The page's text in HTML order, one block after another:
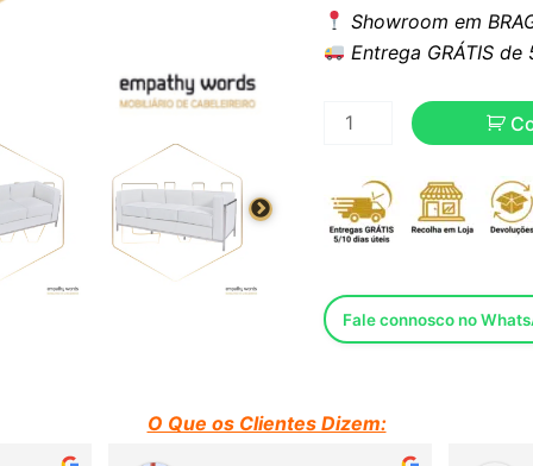
-Estofo em pele
-Outras cores
Largura: 183 cms
EMBALAGEM: Plástico
Showroom em
Entrega GRÁTIS de
Fale connosco no
O Que os Clientes Dizem: